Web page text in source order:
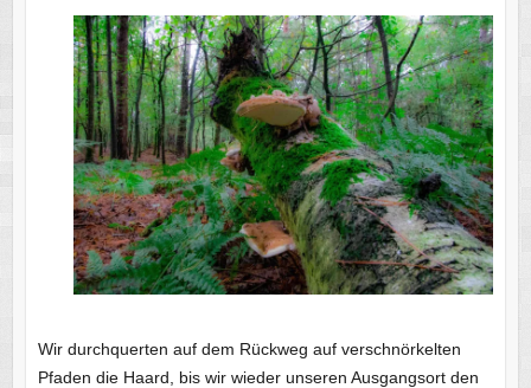
Wir durchquerten auf dem Rückweg auf verschnörkelten
Pfaden die Haard, bis wir wieder unseren Ausgangsort den